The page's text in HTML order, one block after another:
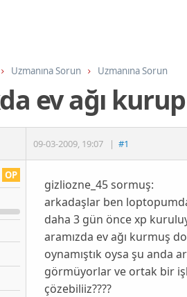
Uzmanına Sorun Uzmanına Sorun
ev ağı
09-03-2009, 19:07 | #1
OP
gizliozne_45 sormuş:
arkadaşlar ben
daha 3 gün önce xp
aramızda ev ağı kurmuş
oynamıştık oysa şu anda
görmüyorlar ve ortak bir
çözebiliiz????